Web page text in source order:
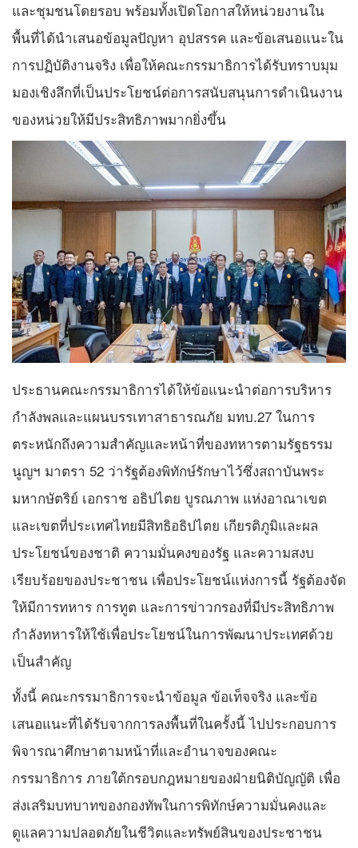
และชุมชนโดยรอบ พร้อมทั้งเปิดโอกาสให้หน่วยงานใน
พื้นที่ได้นำเสนอข้อมูลปัญหา อุปสรรค และข้อเสนอแนะใน
การปฏิบัติงานจริง เพื่อให้คณะกรรมาธิการได้รับทราบมุม
มองเชิงลึกที่เป็นประโยชน์ต่อการสนับสนุนการดำเนินงาน
ของหน่วยให้มีประสิทธิภาพมากยิ่งขึ้น
ประธานคณะกรรมาธิการได้ให้ข้อแนะนำต่อการบริหาร
กำลังพลและแผนบรรเทาสาธารณภัย มทบ.27 ในการ
ตระหนักถึงความสำคัญและหน้าที่ของทหารตามรัฐธรรม
นูญฯ มาตรา 52 ว่ารัฐต้องพิทักษ์รักษาไว้ซึ่งสถาบันพระ
มหากษัตริย์ เอกราช อธิปไตย บูรณภาพ แห่งอาณาเขต
และเขตที่ประเทศไทยมีสิทธิอธิปไตย เกียรติภูมิและผล
ประโยชน์ของชาติ ความมั่นคงของรัฐ และความสงบ
เรียบร้อยของประชาชน เพื่อประโยชน์แห่งการนี้ รัฐต้องจัด
ให้มีการทหาร การทูต และการข่าวกรองที่มีประสิทธิภาพ
กําลังทหารให้ใช้เพื่อประโยชน์ในการพัฒนาประเทศด้วย
เป็นสำคัญ
ทั้งนี้ คณะกรรมาธิการจะนำข้อมูล ข้อเท็จจริง และข้อ
เสนอแนะที่ได้รับจากการลงพื้นที่ในครั้งนี้ ไปประกอบการ
พิจารณาศึกษาตามหน้าที่และอำนาจของคณะ
กรรมาธิการ ภายใต้กรอบกฎหมายของฝ่ายนิติบัญญัติ เพื่อ
ส่งเสริมบทบาทของกองทัพในการพิทักษ์ความมั่นคงและ
ดูแลความปลอดภัยในชีวิตและทรัพย์สินของประชาชน